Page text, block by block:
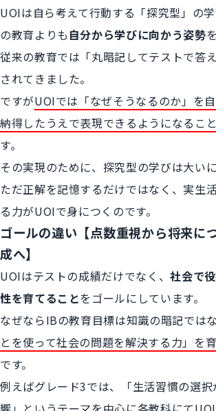
UOIは自ら考えて行動する「探究型」の
の教育よりも 自分から学びに向かう姿勢
従来の教育では「丸暗記してテストで答
されてきました。
ですがUOIでは「なぜそうなるのか」を自
納得したうえで表現できるようになるこ
す。
その実現のために、探究型の学びは大いに
ただ正解を記憶するだけではなく、実生
る力がUOIで身につくのです。
ゴールの違い【点数重視から将来に
成へ】
UOIはテストの成績だけでなく、社会で
性を育てることをゴールにしています。
なぜならIBの教育目標は知識の暗記ではな
とを使って社会の問題を解決する力」を
です。
例えばグレード3では、「生活習慣の選